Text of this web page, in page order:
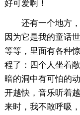
好可爱啊！
还有一个地方
因为它是我的童话
等等，里面有各种
程了：四个人坐着
暗的洞中有可怕的
开越快，音乐听着
来时，我不敢呼吸